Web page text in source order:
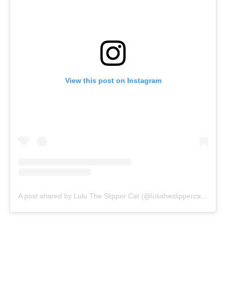
View this post on Instagram
A post shared by Lulu The Slipper Cat (@lulutheslippercat)on